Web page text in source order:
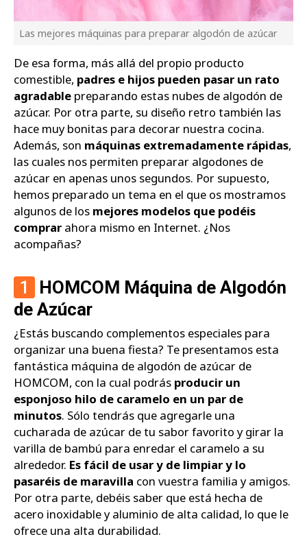
Las mejores máquinas para preparar algodón de azúcar
De esa forma, más allá del propio producto
comestible, padres e hijos pueden pasar un rato
agradable preparando estas nubes de algodón de
azúcar. Por otra parte, su diseño retro también las
hace muy bonitas para decorar nuestra cocina.
Además, son máquinas extremadamente rápidas,
las cuales nos permiten preparar algodones de
azúcar en apenas unos segundos. Por supuesto,
hemos preparado un tema en el que os mostramos
algunos de los mejores modelos que podéis
comprar ahora mismo en Internet. ¿Nos
acompañas?
1
HOMCOM Máquina de Algodón
de Azúcar
¿Estás buscando complementos especiales para
organizar una buena fiesta? Te presentamos esta
fantástica máquina de algodón de azúcar de
HOMCOM, con la cual podrás producir un
esponjoso hilo de caramelo en un par de
minutos. Sólo tendrás que agregarle una
cucharada de azúcar de tu sabor favorito y girar la
varilla de bambú para enredar el caramelo a su
alrededor. Es fácil de usar y de limpiar y lo
pasaréis de maravilla con vuestra familia y amigos.
Por otra parte, debéis saber que está hecha de
acero inoxidable y aluminio de alta calidad, lo que le
ofrece una alta durabilidad.